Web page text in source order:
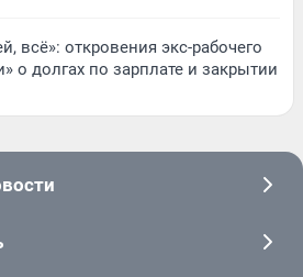
всё»: откровения экс-рабочего
о долгах по зарплате и закрытии